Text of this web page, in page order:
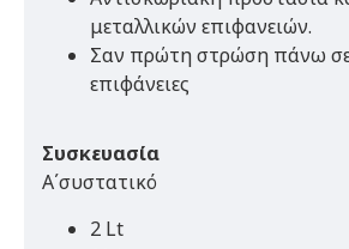
μεταλλικών επιφανειών.
Σαν πρώτη στρώση πάνω σε
επιφάνειες
Συσκευασία
Α΄συστατικό
2 Lt